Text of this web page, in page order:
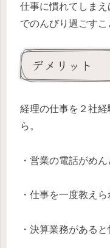
仕事に慣れてしま
でのんびり過ごすこ
デメリット
経理の仕事を２社
ら。
・営業の電話がめ
・仕事を一度教え
・決算業務がある